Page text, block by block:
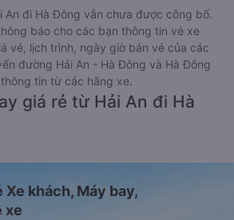
An đi Hà Đông vẫn chưa được công bố.
báo cho các bạn thông tin vé xe
vé, lịch trình, ngày giờ bán vé của các
đường Hải An - Hà Đông và Hà Đông
tin từ các hãng xe.
giá rẻ từ Hải An đi Hà
khách, Máy bay,
xe